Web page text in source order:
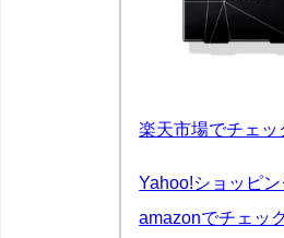
楽天市場でチェッ
Yahoo!ショッピ
amazonでチェッ